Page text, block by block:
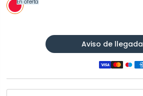
En oferta
Aviso de llegada